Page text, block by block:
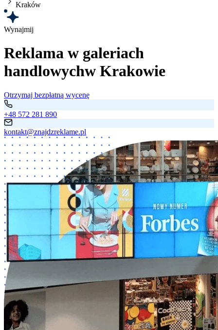
Kraków
Wynajmij
Reklama w galeriach
handlowychw Krakowie
Otrzymaj bezpłatną wycenę
+48 572 281 890
kontakt@znajdzreklame.pl